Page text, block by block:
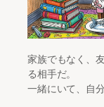
家族でもなく、
る相手だ。
一緒にいて、自